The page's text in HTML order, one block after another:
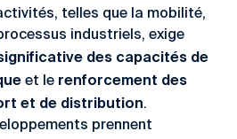
telles que la mobilité,
industriels, exige
des capacités de
et le renforcement des
et de distribution.
prennent